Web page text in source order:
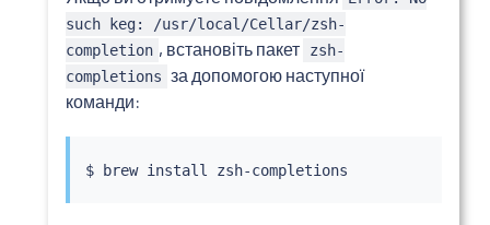
such keg: /usr/local/Cellar/zsh-
completion , встановіть пакет
zsh-
completions за допомогою наступної
команди:
$ brew install